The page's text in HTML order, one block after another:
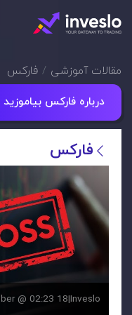
مقالات آموزشی فارکس
درباره فارکس بیاموزید
فارکس
Inveslo
|
18 September @ 02:23